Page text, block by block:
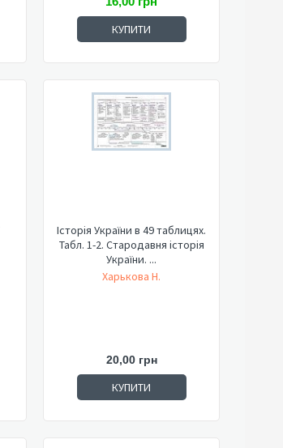
КУПИТИ
Історія України в 49 таблицях.
Табл. 1-2. Стародавня історія
України. ...
Харькова Н.
20,00 грн
КУПИТИ